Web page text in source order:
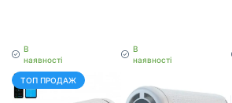
В
наявності
ТОП ПРОДАЖ
В
наявності